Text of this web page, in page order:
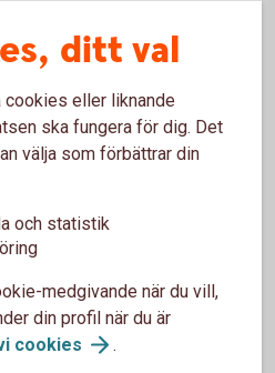
och jobbet blir ungefär 75
du vill få mer så börja även
så hjälper vi dig.
pensionens
av pensionen
av pensionen
ditt val
cookies eller liknande
ska fungera för dig. Det
välja som förbättrar din
och statistik
medgivande när du vill,
din profil när du är
cookies .